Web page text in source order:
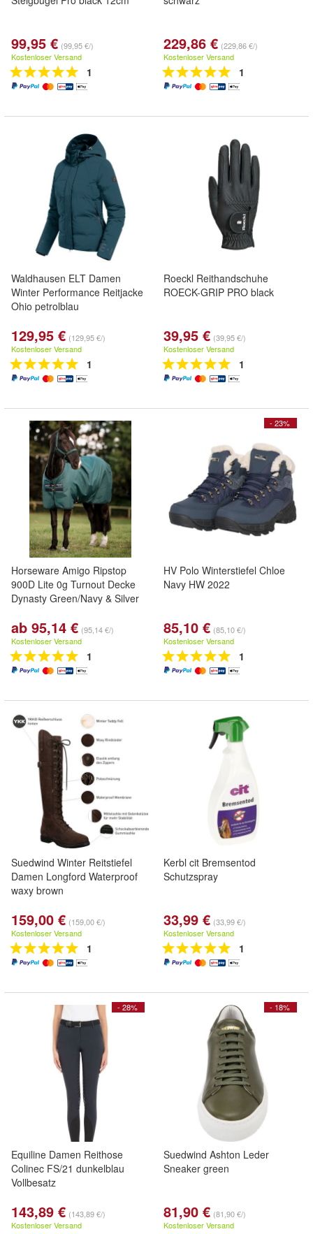
99,95 € (99,95 €/)
Kostenloser Versand
1
229,86 € (229,86 €/)
Kostenloser Versand
1
Waldhausen ELT Damen
Winter Performance Reitjacke
Ohio petrolblau
129,95 € (129,95 €/)
Kostenloser Versand
1
Roeckl Reithandschuhe
ROECK-GRIP PRO black
39,95 € (39,95 €/)
Kostenloser Versand
1
Horseware Amigo Ripstop
900D Lite 0g Turnout Decke
Dynasty Green/Navy & Silver
ab 95,14 € (95,14 €/)
Kostenloser Versand
1
- 23%
HV Polo Winterstiefel Chloe
Navy HW 2022
85,10 € (85,10 €/)
Kostenloser Versand
1
Suedwind Winter Reitstiefel
Damen Longford Waterproof
waxy brown
159,00 € (159,00 €/)
Kostenloser Versand
1
Kerbl cit Bremsentod
Schutzspray
33,99 € (33,99 €/)
Kostenloser Versand
1
- 28%
Equiline Damen Reithose
Colinec FS/21 dunkelblau
Vollbesatz
143,89 € (143,89 €/)
Kostenloser Versand
- 18%
Suedwind Ashton Leder
Sneaker green
81,90 € (81,90 €/)
Kostenloser Versand